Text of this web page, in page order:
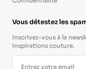
Vous détestez les
Inscrivez-vous à la
inspirations couture.